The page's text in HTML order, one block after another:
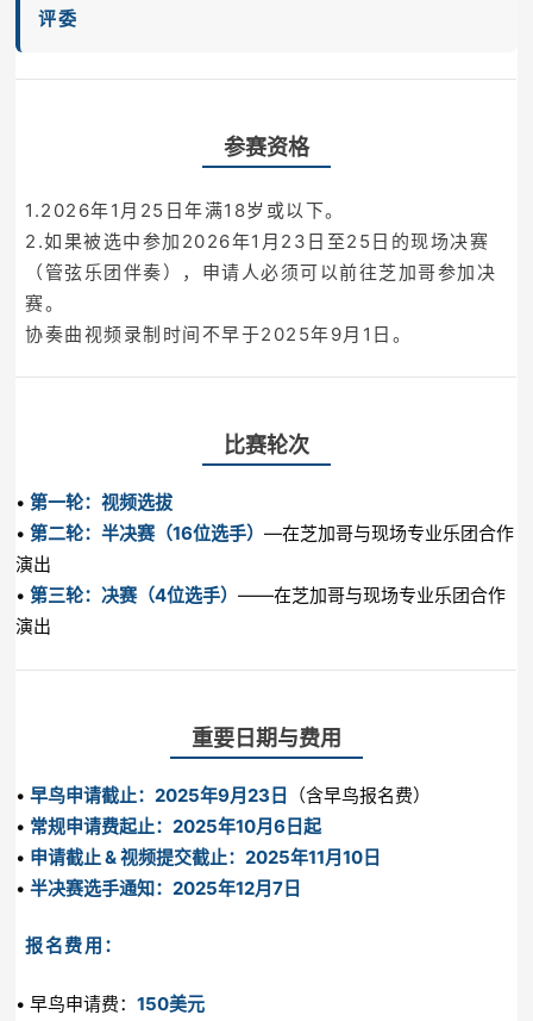
评委
参赛资格
1.2026年1月25日年满18岁或以下。
2.如果被选中参加2026年1月23日至25日的现场决赛
（管弦乐团伴奏），申请人必须可以前往芝加哥参加决
赛。
协奏曲视频录制时间不早于2025年9月1日。
比赛轮次
•第一轮：视频选拔
•第二轮：半决赛（16位选手）—在芝加哥与现场专业乐团合作
演出
•第三轮：决赛（4位选手）——在芝加哥与现场专业乐团合作
演出
重要日期与费用
•早鸟申请截止：2025年9月23日
（含早鸟报名费）
• 常规申请费起止：2025年10月6日起
• 申请截止 & 视频提交截止：2025年11月10日
•半决赛选手通知：2025年12月7日
报名费用：
• 早鸟申请费：150美元